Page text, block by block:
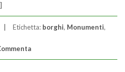
Etichetta: borghi, Monumenti,